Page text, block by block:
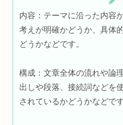
内容：テーマに沿った内容
考えが明確かどうか、具体
どうかなどです。
構成：文章全体の流れや論
出しや段落、接続詞などを
されているかどうかなどです